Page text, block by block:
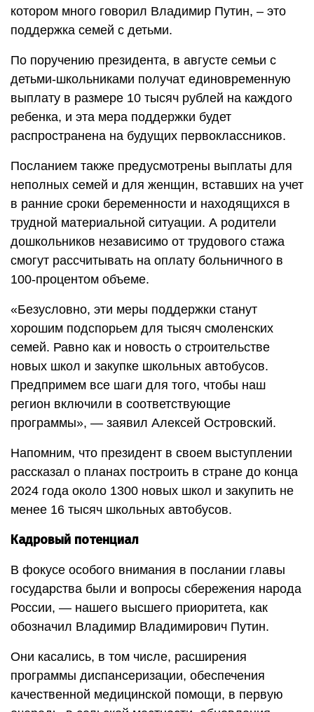
котором много говорил Владимир Путин, – это
поддержка семей с детьми.
По поручению президента, в августе семьи с
детьми-школьниками получат единовременную
выплату в размере 10 тысяч рублей на каждого
ребенка, и эта мера поддержки будет
распространена на будущих первоклассников.
Посланием также предусмотрены выплаты для
неполных семей и для женщин, вставших на учет
в ранние сроки беременности и находящихся в
трудной материальной ситуации. А родители
дошкольников независимо от трудового стажа
смогут рассчитывать на оплату больничного в
100-процентом объеме.
«Безусловно, эти меры поддержки станут
хорошим подспорьем для тысяч смоленских
семей. Равно как и новость о строительстве
новых школ и закупке школьных автобусов.
Предпримем все шаги для того, чтобы наш
регион включили в соответствующие
программы», — заявил Алексей Островский.
Напомним, что президент в своем выступлении
рассказал о планах построить в стране до конца
2024 года около 1300 новых школ и закупить не
менее 16 тысяч школьных автобусов.
Кадровый потенциал
В фокусе особого внимания в послании главы
государства были и вопросы сбережения народа
России, — нашего высшего приоритета, как
обозначил Владимир Владимирович Путин.
Они касались, в том числе, расширения
программы диспансеризации, обеспечения
качественной медицинской помощи, в первую